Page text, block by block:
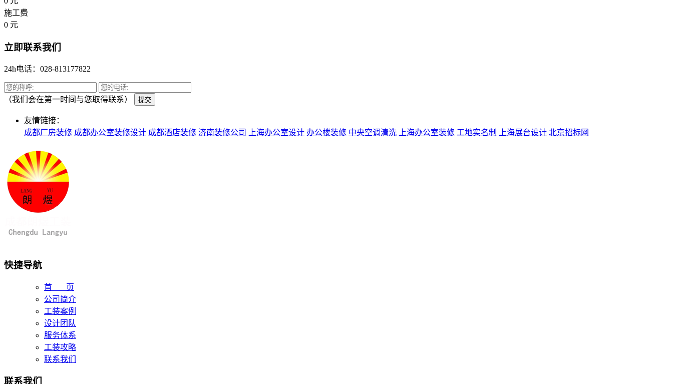
施工费
0 元
立即联系我们
24h电话：028-813177822
（我们会在第一时间与您取得联系） 提交
友情链接：
成都厂房装修 成都办公室装修设计 成都酒店装修 济南装修公司 上海办公室设计 办公楼装修 中央空调清洗 上海办公室装修 工地实名制 上海展台设计 北京招标网
快捷导航
首 页
公司简介
工装案例
设计团队
服务体系
工装攻略
联系我们
联系我们